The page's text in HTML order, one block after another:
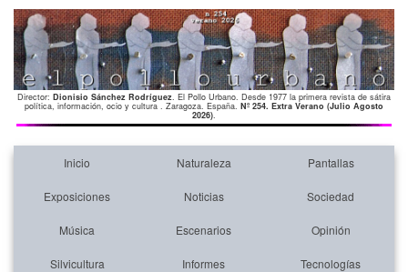
Director: Dionisio Sánchez Rodríguez. El Pollo Urbano. Desde 1977 la primera revista de sátira
política, información, ocio y cultura . Zaragoza. España. Nº 254. Extra Verano (Julio Agosto
2026).
Inicio Naturaleza Pantallas
Exposiciones Noticias Sociedad
Música Escenarios Opinión
Silvicultura Informes Tecnologías